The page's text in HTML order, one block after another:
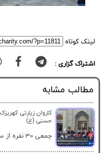
لینک کوتاه
اشتراک گزاری :
مطالب مشابه
کاروان زیارتی
حسنی (ع)
جمعی 30 نفره از سالمندان و معلولین آسایشگاه خیریه...